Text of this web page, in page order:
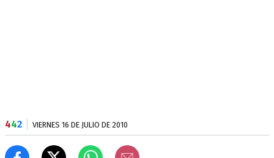
442 VIERNES 16 DE JULIO DE 2010